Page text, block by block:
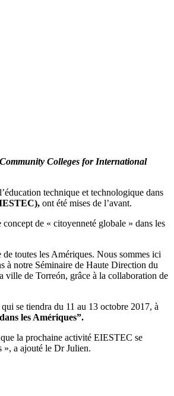
Community Colleges for International
technique et technologique dans
ont été mises de l’avant.
de « citoyenneté globale » dans les
toutes les Amériques. Nous sommes ici
à notre Séminaire de Haute Direction du
ville de Torreón, grâce à la collaboration de
se tiendra du 11 au 13 octobre 2017, à
les Amériques”.
la prochaine activité EIESTEC se
», a ajouté le Dr Julien.